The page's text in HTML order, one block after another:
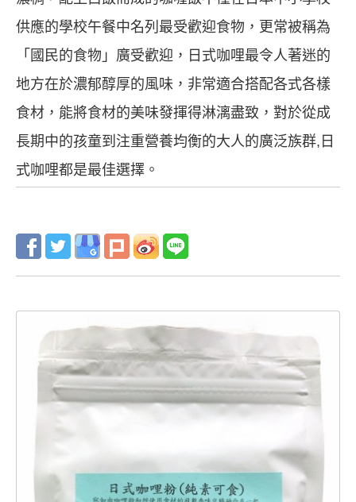
供應的學校午餐中名列最受歡迎食物，更常被稱為
「國民的食物」廣受歡迎，日式咖哩最令人著迷的
地方在於濃郁醇厚的風味，非常適合搭配各式各樣
食材，能將食材的美味發揮得淋漓盡致，對於從成
長期中的孩童到注重營養均衡的大人的廣泛族群,日
式咖哩都是最佳選擇。